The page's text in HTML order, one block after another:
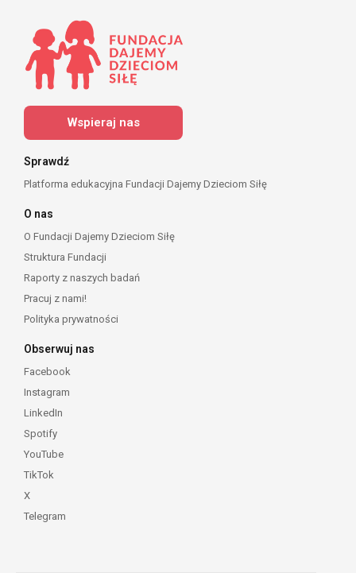
Wspieraj nas
Sprawdź
Platforma edukacyjna Fundacji Dajemy Dzieciom Siłę
O nas
O Fundacji Dajemy Dzieciom Siłę
Struktura Fundacji
Raporty z naszych badań
Pracuj z nami!
Polityka prywatności
Obserwuj nas
Facebook
Instagram
LinkedIn
Spotify
YouTube
TikTok
X
Telegram